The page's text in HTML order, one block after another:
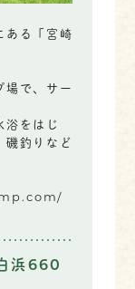
ある「宮崎
場で、サー
浴をはじ
釣りなど
浜660